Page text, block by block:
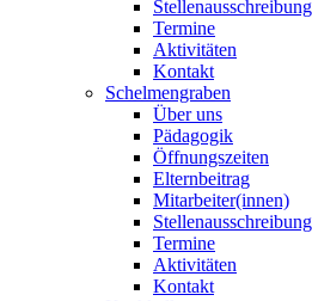
Termine
Aktivitäten
Kontakt
Schelmengraben
Über uns
Pädagogik
Öffnungszeiten
Elternbeitrag
Mitarbeiter(innen)
Termine
Aktivitäten
Kontakt